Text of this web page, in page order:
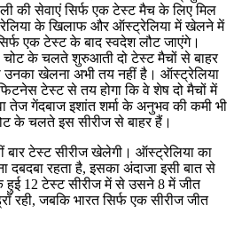
की सेवाएं सिर्फ एक टेस्ट मैच के लिए मिल
के खिलाफ और ऑस्ट्रेलिया में खेलने में
एक टेस्ट के बाद स्वदेश लौट जाएंगे।
चोट के चलते शुरुआती दो टेस्ट मैचों से बाहर
उनका खेलना अभी तय नहीं है। ऑस्ट्रेलिया
टेस्ट से तय होगा कि वे शेष दो मैचों में
तेज गेंदबाज इशांत शर्मा के अनुभव की कमी भी
के चलते इस सीरीज से बाहर हैं।
बार टेस्ट सीरीज खेलेगी। ऑस्ट्रेलिया का
दबदबा रहता है, इसका अंदाजा इसी बात से
हुई 12 टेस्ट सीरीज में से उसने 8 में जीत
रही, जबकि भारत सिर्फ एक सीरीज जीत